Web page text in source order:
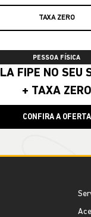
TAXA ZERO
PESSOA FÍSICA
SEU SEMINOVO
+ TAXA ZERO
CONFIRA A OFERTA